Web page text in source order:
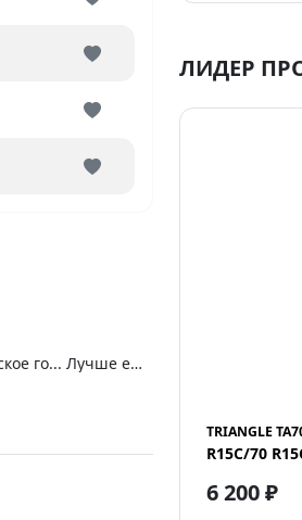
го... Лучше ещё
ЛИДЕР
TRIANGLE
R15C/70
6 200 ₽